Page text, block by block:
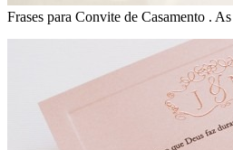
Frases para Convite de Casamento .